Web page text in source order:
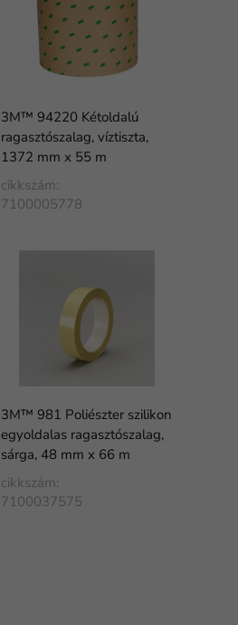
3M™ 94220 Kétoldalú
ragasztószalag, víztiszta,
1372 mm x 55 m
cikkszám:
7100005778
3M™ 981 Poliészter szilikon
egyoldalas ragasztószalag,
sárga, 48 mm x 66 m
cikkszám:
7100037575